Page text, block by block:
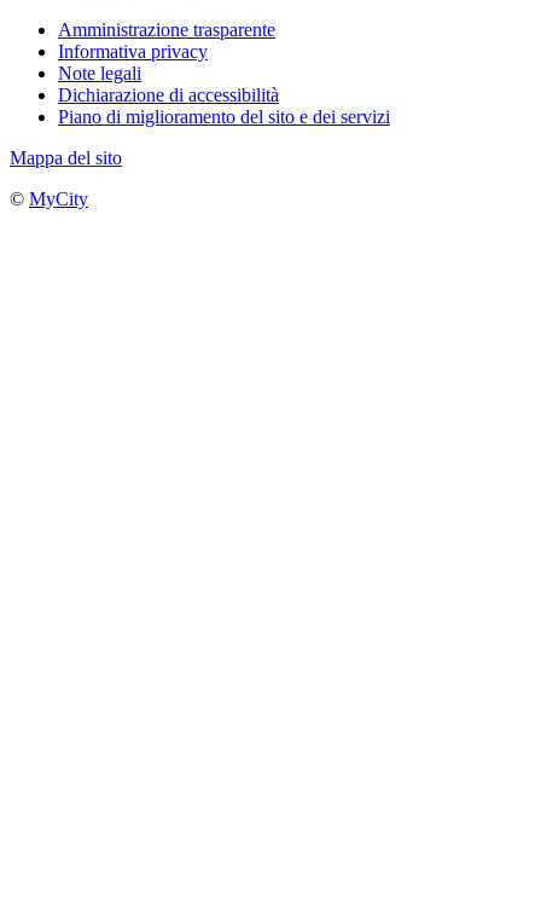
Amministrazione trasparente
Informativa privacy
Note legali
Dichiarazione di accessibilità
Piano di miglioramento del sito e dei servizi
Mappa del sito
© MyCity